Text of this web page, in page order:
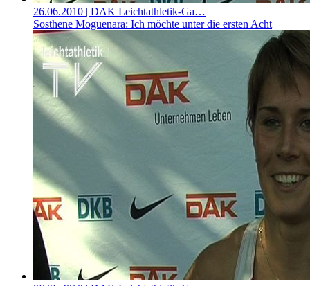
26.06.2010 | DAK Leichtathletik-Ga…
Sosthene Moguenara: Ich möchte unter die ersten Acht